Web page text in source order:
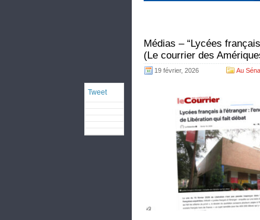
Médias – “Lycées
(Le courrier des
19 février, 2026 Au
Tweet